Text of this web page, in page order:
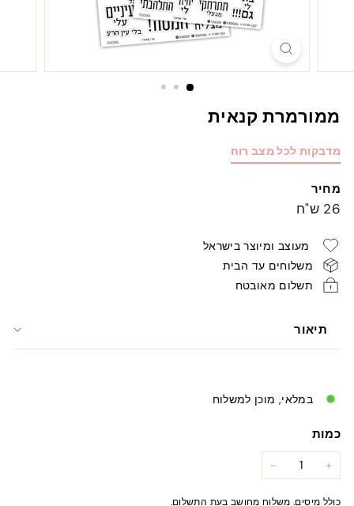
ממורמרת קנאית
מדבקות לכל מצב רוח
מחיר
מחיר
26 ש"ח
מעוצב ומיוצר בישראל
משלוחים עד הבית
תשלום מאובטח
תיאור
במלאי, מוכן למשלוח
כמות
כולל מיסים. משלוח מחושב בעת התשלום.